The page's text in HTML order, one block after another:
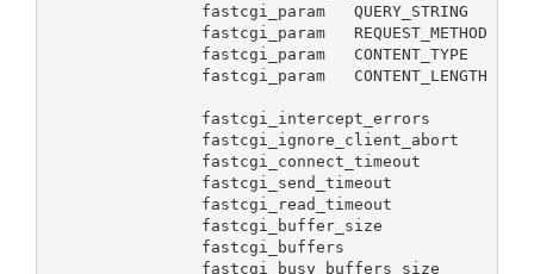
fastcgi_param   QUERY_STRING
fastcgi_param   REQUEST_METHOD
fastcgi_param   CONTENT_TYPE
fastcgi_param   CONTENT_LENGTH
                fastcgi_intercept_errors        on;
fastcgi_ignore_client_abort
                fastcgi_connect_timeout         60;
fastcgi_send_timeout
fastcgi_read_timeout
fastcgi_buffer_size
fastcgi_buffers                 4
fastcgi_busy_buffers_size